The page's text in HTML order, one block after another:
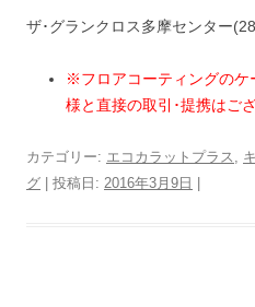
ザ･グランクロス多摩センター
※フロアコーティングのケ
様と直接の取引･提携はご
カテゴリー: エコカラットプラス ,
グ | 投稿日: 2016年3月9日